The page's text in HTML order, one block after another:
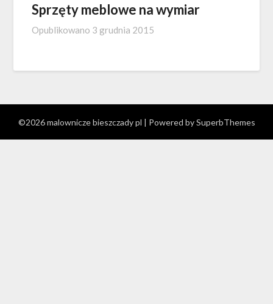
Sprzęty meblowe na wymiar
Opublikowano 3 grudnia 2015
©2026 malownicze bieszczady pl | Powered bySuperbThemes